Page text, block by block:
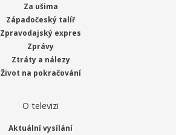
Za ušima
Západočeský talíř
Zpravodajský expres
Zprávy
Ztráty a nálezy
Život na pokračování
O televizi
Aktuální vysílání